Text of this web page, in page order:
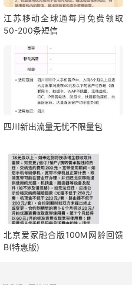
江苏移动全球通每月免费领取
50-200条短信
四川新出流量无忧不限量包
北京爱家融合版100M网龄回馈
B(特惠版)